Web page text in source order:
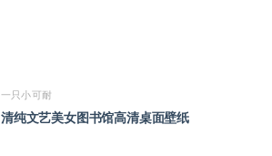
一只小可耐
清纯文艺美女图书馆高清桌面壁纸